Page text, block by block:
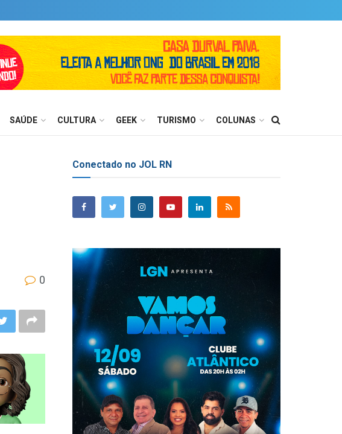
SAÚDE CULTURA GEEK TURISMO COLUNAS
0
Conectado no JOL RN